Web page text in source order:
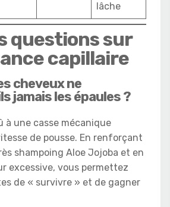
lâche
questions sur
capillaire
cheveux ne
jamais les épaules ?
à une casse mécanique
de pousse. En renforçant
shampoing Aloe Jojoba et en
excessive, vous permettez
de « survivre » et de gagner